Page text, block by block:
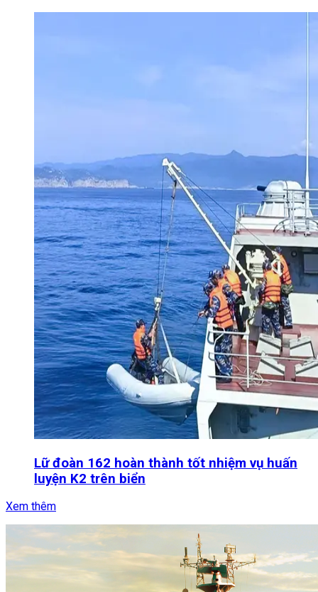
Lữ đoàn 162 hoàn thành tốt nhiệm vụ huấn
luyện K2 trên biển
Xem thêm